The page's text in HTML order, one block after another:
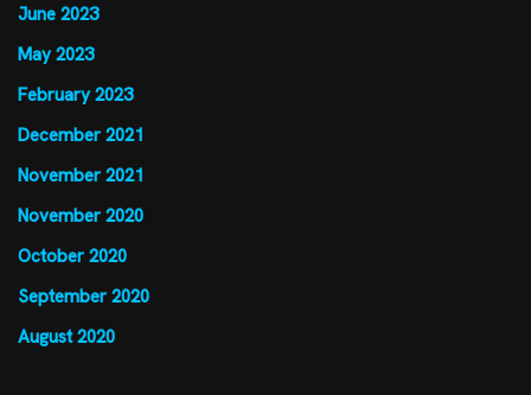
June 2023
May 2023
February 2023
December 2021
November 2021
November 2020
October 2020
September 2020
August 2020